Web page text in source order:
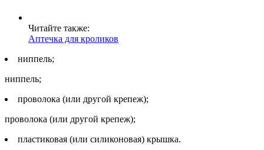
Читайте также:
Аптечка для кроликов
ниппель;
ниппель;
проволока (или другой крепеж);
проволока (или другой крепеж);
пластиковая (или силиконовая) крышка.